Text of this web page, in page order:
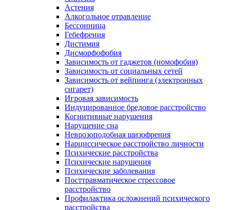
Астения
Алкогольное отравление
Бессонница
Гебефрения
Дистимия
Дисморфофобия
Зависимость от гаджетов (номофобия)
Зависимость от социальных сетей
Зависимость от вейпинга (электронных
сигарет)
Игровая зависимость
Индуцированное бредовое расстройство
Когнитивные нарушения
Нарушение сна
Неврозоподобная шизофрения
Нарциссическое расстройство личности
Психические расстройства
Психические нарушения
Психические заболевания
Посттравматическое стрессовое
расстройство
Профилактика осложнений психического
расстройства